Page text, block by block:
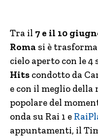
Tra il 7 e il 10
Roma si è
cielo aperto con le 4
Hits condotto da
e con il meglio
popolare del
onda su Rai 1 e
appuntamenti, il